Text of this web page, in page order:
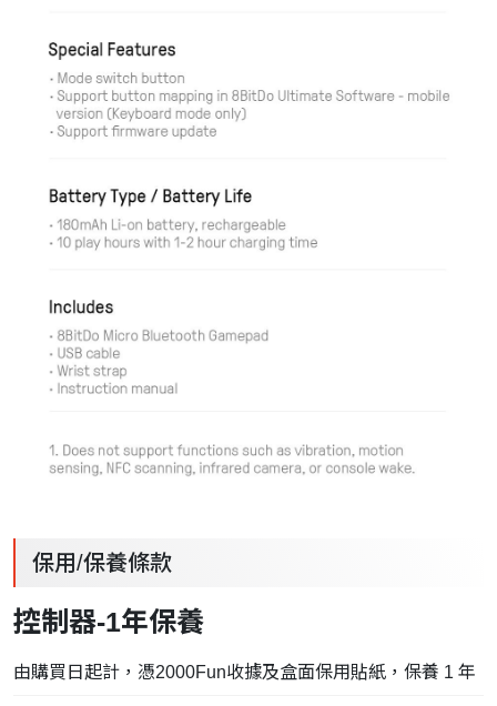
保用/保養條款
控制器-1年保養
由購買日起計，憑2000Fun收據及盒面保用貼紙，保養 1 年